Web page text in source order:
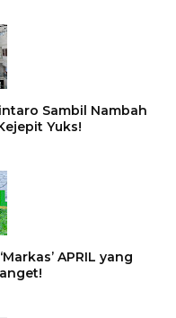
Sambil Nambah
Yuks!
APRIL yang